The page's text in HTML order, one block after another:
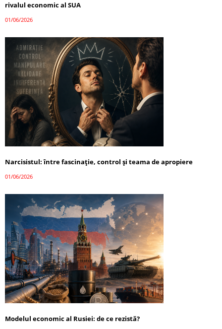
rivalul economic al SUA
01/06/2026
Narcisistul: între fascinație, control și teama de apropiere
01/06/2026
Modelul economic al Rusiei: de ce rezistă?